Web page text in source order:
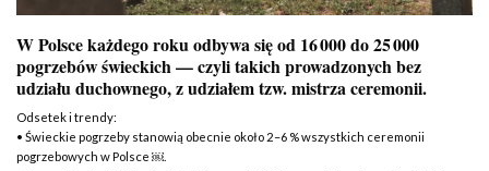
W Polsce każdego roku odbywa się od 16 000 do 25 000
pogrzebów świeckich — czyli takich prowadzonych bez
udziału duchownego, z udziałem tzw. mistrza ceremonii.
Odsetek i trendy:
• Świeckie pogrzeby stanowią obecnie około 2–6 % wszystkich ceremonii
pogrzebowych w Polsce ￼.